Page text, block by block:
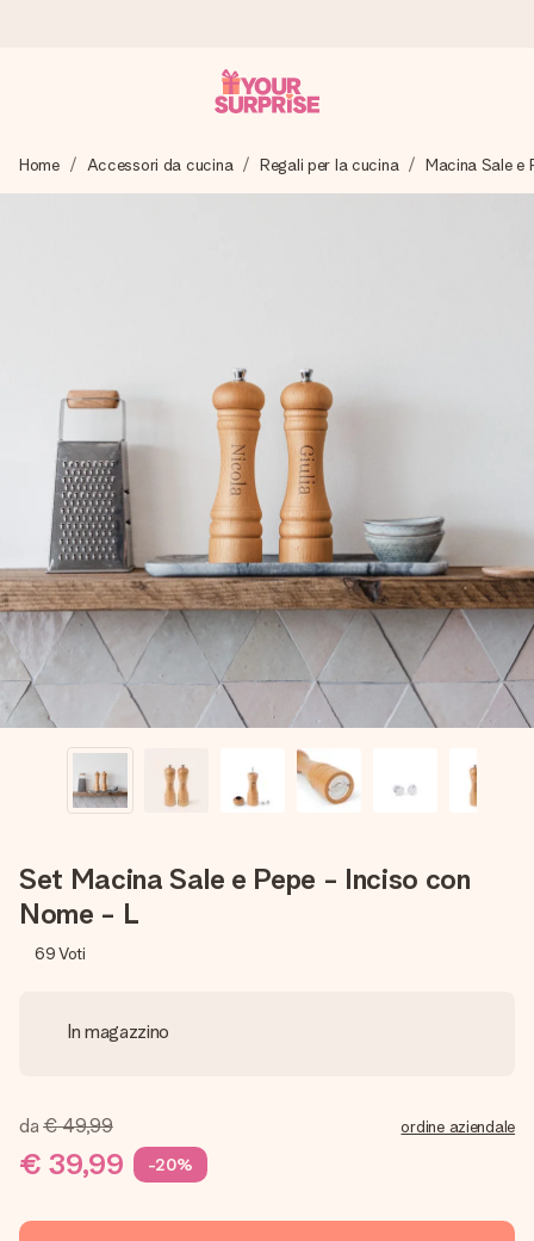
Prepariamo il tuo regalo con attenzione e lo spediamo in un
lampo – così potrai consegnarlo al momento giusto, quando
Biglietto d'auguri gratuito
Realizza qualcosa di unico in pochi passi – con il suo nome,
una tua foto o un messaggio che tocchi il cuore. Nessuna
complicazione, solo tanto amore per il momento perfetto.
Home Accessori da cucina Regali per la cucina Macina Sale e
Set Macina Sale e Pepe - Inciso con
Nome - L
69Voti
In magazzino
da € 49,99
€ 39,99 -20%
ordine aziendale